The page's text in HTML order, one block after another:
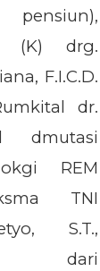
pensiun),
(K) drg.
F.I.C.D.
dr.
dmutasi
REM
TNI
S.T.,
dari